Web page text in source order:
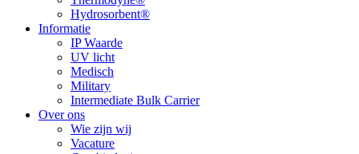
Hydrosorbent®
Informatie
IP Waarde
UV licht
Medisch
Military
Intermediate Bulk Carrier
Over ons
Wie zijn wij
Vacature